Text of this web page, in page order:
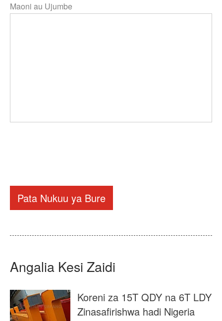
Maoni au Ujumbe
Pata Nukuu ya Bure
Angalia Kesi Zaidi
Koreni za 15T QDY na 6T LDY
Zinasafirishwa hadi Nigeria